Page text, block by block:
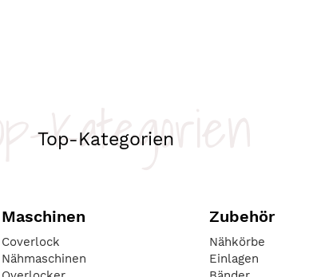
Top-Kategorien
Top-Kategorien
Maschinen
Coverlock
Nähmaschinen
Zubehör
Nähkörbe
Einlagen